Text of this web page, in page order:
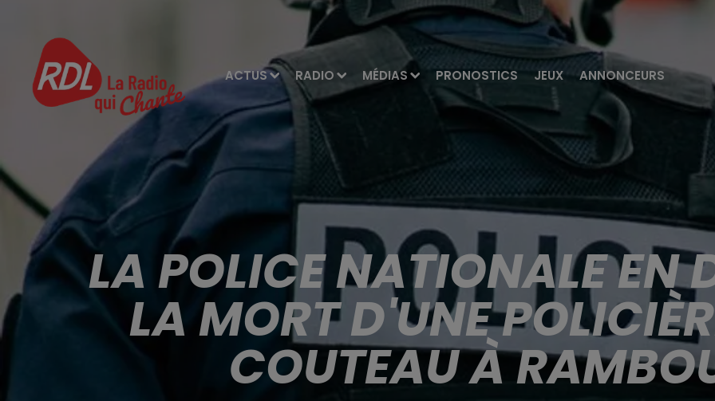
ACTUS RADIO MÉDIAS PRONOSTICS JEUX ANNONCEURS
LA POLICE NATIONALE EN
LA MORT D'UNE
COUTEAU À